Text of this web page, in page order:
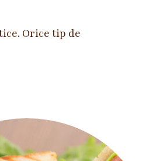
Orice tip de